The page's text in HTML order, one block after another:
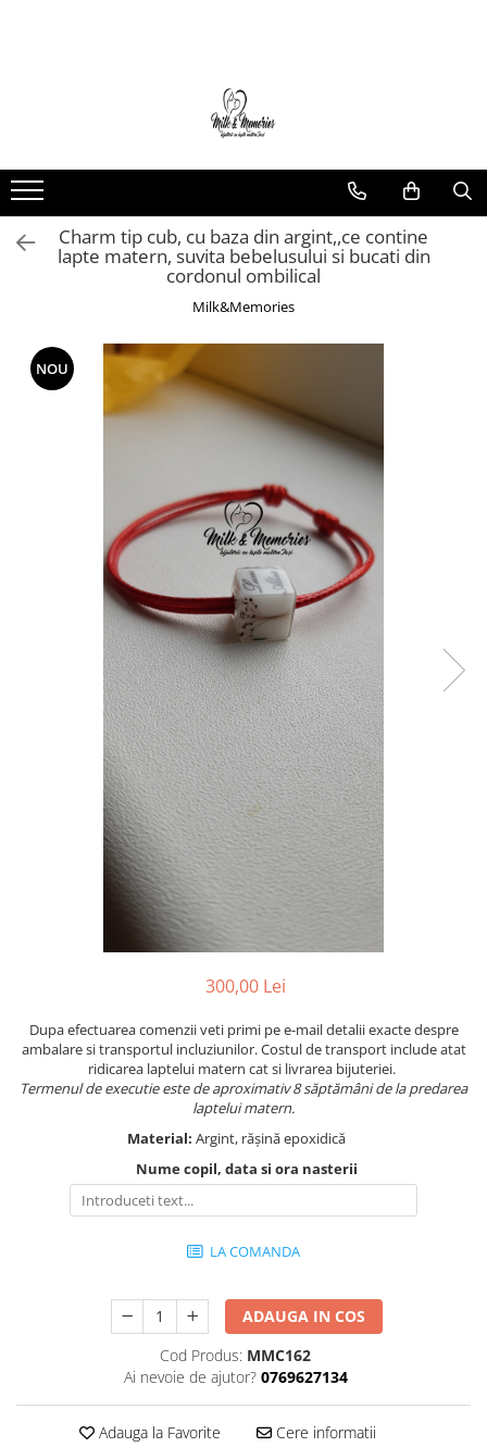
Brățări argint
Brățări șnur
Charm-uri
Cercei
Inele
Inele aur
Vouchere Cadou
Seturi bijuterii
Seturi din argint
Seturi din aur
Charm tip cub, cu baza din argint,,ce contine
lapte matern, suvita bebelusului si bucati din
cordonul ombilical
Milk&Memories
NOU
300,00 Lei
Dupa efectuarea comenzii veti primi pe e-mail detalii exacte despre
ambalare si transportul incluziunilor. Costul de transport include atat
ridicarea laptelui matern cat si livrarea bijuteriei.
Termenul de executie este de aproximativ 8 săptămâni de la predarea
laptelui matern.
Material: Argint, rășină epoxidică
Nume copil, data si ora nasterii
LA COMANDA
ADAUGA IN COS
Cod Produs: MMC162
Ai nevoie de ajutor? 0769627134
Adauga la Favorite Cere informatii